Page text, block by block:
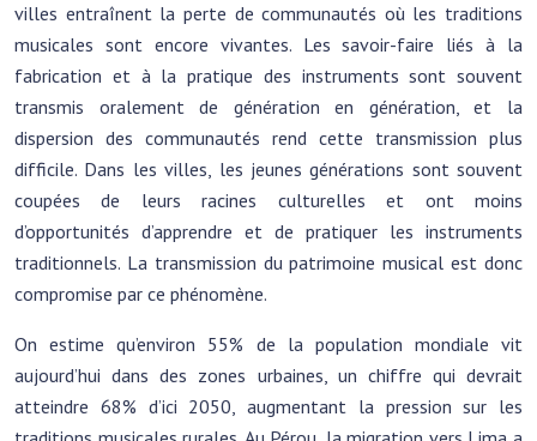
villes entraînent la perte de communautés où les traditions
musicales sont encore vivantes. Les savoir-faire liés à la
fabrication et à la pratique des instruments sont souvent
transmis oralement de génération en génération, et la
dispersion des communautés rend cette transmission plus
difficile. Dans les villes, les jeunes générations sont souvent
coupées de leurs racines culturelles et ont moins
d’opportunités d’apprendre et de pratiquer les instruments
traditionnels. La transmission du patrimoine musical est donc
compromise par ce phénomène.
On estime qu’environ 55% de la population mondiale vit
aujourd’hui dans des zones urbaines, un chiffre qui devrait
atteindre 68% d’ici 2050, augmentant la pression sur les